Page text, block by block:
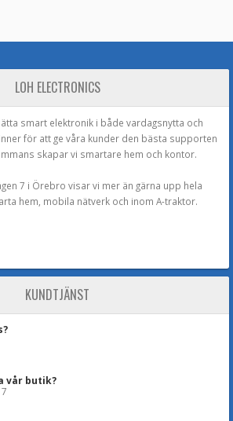
LOH ELECTRONICS
smart elektronik i både vardagsnytta och
för att ge våra kunder den bästa supporten
skapar vi smartare hem och kontor.
7 i Örebro visar vi mer än gärna upp hela
hem, mobila nätverk och inom A-traktor.
KUNDTJÄNST
vår butik?